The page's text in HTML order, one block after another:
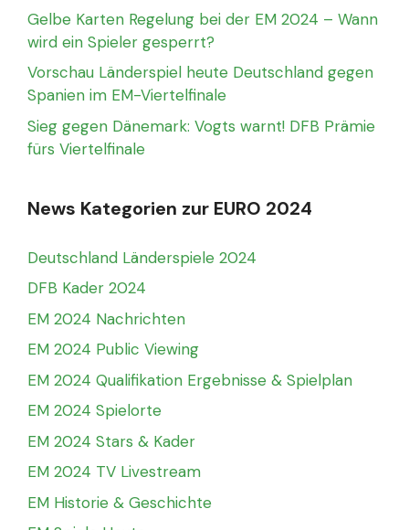
Gelbe Karten Regelung bei der EM 2024 – Wann
wird ein Spieler gesperrt?
Vorschau Länderspiel heute Deutschland gegen
Spanien im EM-Viertelfinale
Sieg gegen Dänemark: Vogts warnt! DFB Prämie
fürs Viertelfinale
News Kategorien zur EURO 2024
Deutschland Länderspiele 2024
DFB Kader 2024
EM 2024 Nachrichten
EM 2024 Public Viewing
EM 2024 Qualifikation Ergebnisse & Spielplan
EM 2024 Spielorte
EM 2024 Stars & Kader
EM 2024 TV Livestream
EM Historie & Geschichte